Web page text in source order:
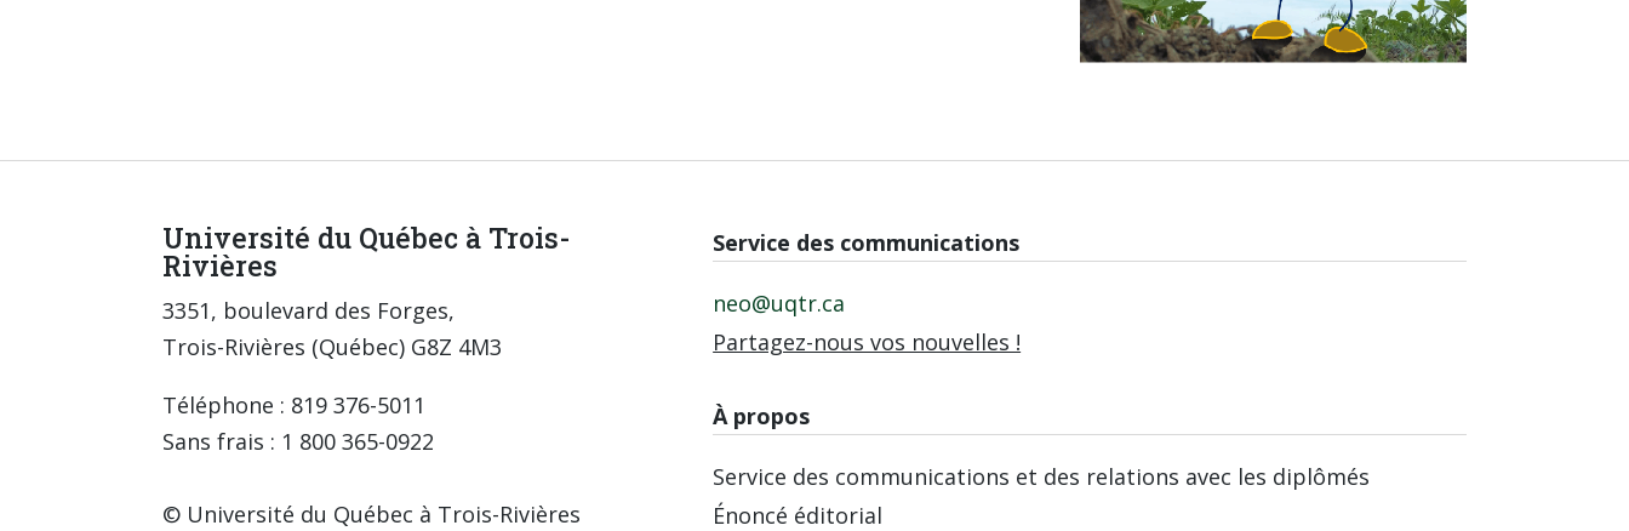
Université du Québec à Trois-
Rivières
3351, boulevard des Forges,
Trois-Rivières (Québec) G8Z 4M3
Téléphone : 819 376-5011
Sans frais : 1 800 365-0922
© Université du Québec à Trois-Rivières
Service des communications
neo@uqtr.ca
Partagez-nous vos nouvelles !
À propos
Service des communications et des relations avec les diplômés
Énoncé éditorial